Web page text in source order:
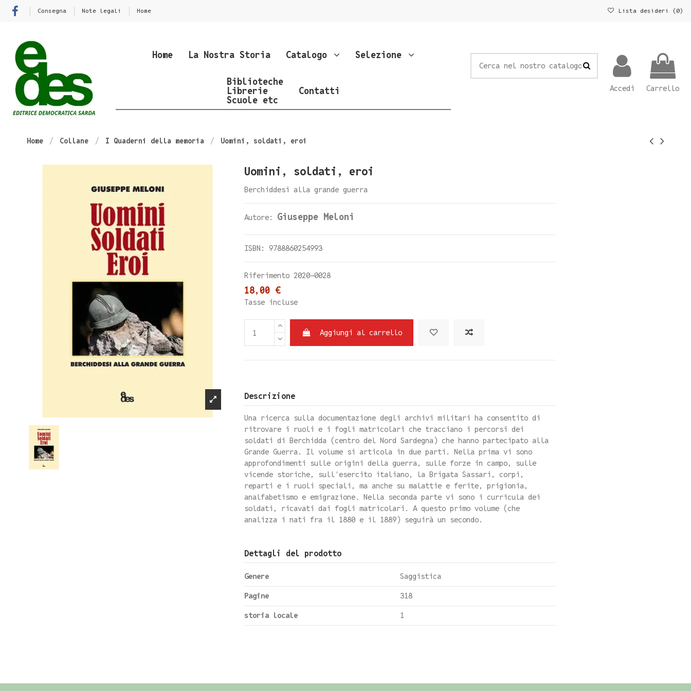
Consegna Note legali Home Lista desideri (0)
Home La Nostra Storia Catalogo Selezione
Biblioteche
Librerie
Scuole etc
Contatti Accedi Carrello
Home Collane I Quaderni della memoria Uomini, soldati, eroi
Uomini, soldati, eroi
Berchiddesi alla grande guerra
Autore: Giuseppe Meloni
ISBN: 9788860254993
Riferimento 2020-0028
18,00 €
Tasse incluse
Aggiungi al carrello
Descrizione
Una ricerca sulla documentazione degli archivi militari ha consentito di
ritrovare i ruoli e i fogli matricolari che tracciano i percorsi dei
soldati di Berchidda (centro del Nord Sardegna) che hanno partecipato alla
Grande Guerra. Il volume si articola in due parti. Nella prima vi sono
approfondimenti sulle origini della guerra, sulle forze in campo, sulle
vicende storiche, sull'esercito italiano, la Brigata Sassari, corpi,
reparti e i ruoli speciali, ma anche su malattie e ferite, prigionia,
analfabetismo e emigrazione. Nella seconda parte vi sono i curricula dei
soldati, ricavati dai fogli matricolari. A questo primo volume (che
analizza i nati fra il 1880 e il 1889) seguirà un secondo.
Dettagli del prodotto
Genere
Saggistica
Pagine
318
storia locale
1